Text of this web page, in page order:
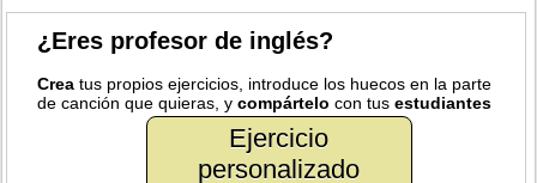
¿Eres profesor de inglés?
Crea tus propios ejercicios, introduce los huecos en la parte
de canción que quieras, ycompártelo con tusestudiantes
Ejercicio
personalizado